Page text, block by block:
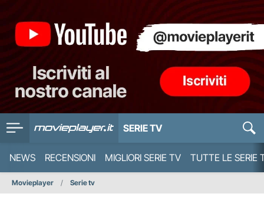
SERIE TV
NEWS RECENSIONI MIGLIORI SERIE TV TUTTE LE SERIE
Movieplayer Serie tv